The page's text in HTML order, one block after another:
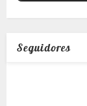
Seguidores